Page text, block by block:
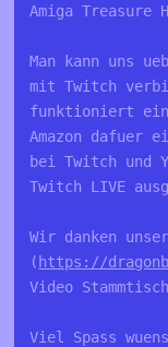
Amiga Treasure
Man kann uns
mit Twitch
funktioniert
Amazon dafuer
bei Twitch und
Twitch LIVE
Wir danken
(https://
Video
Viel Spass